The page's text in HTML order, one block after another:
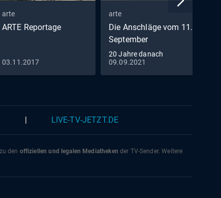
arte
ARTE Reportage
03.11.2017
arte
Die Anschläge vom 11.
September
20 Jahre danach
09.09.2021
LIVE-TV-JETZT.DE
den offiziellen und legalen Mediatheken der TV-Sender. Weitere